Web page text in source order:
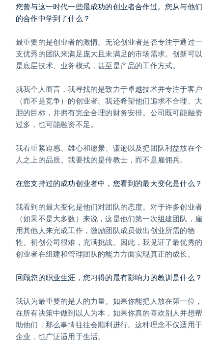
您曾与这一时代一些最成功的创业者合作过。您从与他们
的合作中学到了什么？
最重要的是创业者的激情。无论创业者是否专注于通过一
支优秀的团队来满足庞大且未满足的市场需求。创新可以
是底层技术、业务模式，甚至是产品的工作方式。
就我个人而言，我寻找的是致力于卓越技术并专注于客户
（而不是竞争）的创业者。我还希望他们追求不合理、大
胆的目标，并拥有完全合理的财务安排。公司既可能融资
过多，也可能融资不足。
我看重紧迫感、雄心和愿景、谦逊以及把团队利益放在个
人之上的品质。我要找的是传教士，而不是雇佣兵。
在您支持过的成功创业者中，您看到的最大变化是什么？
我看到的最大变化是他们对团队的态度。对于许多创业者
（如果不是大多数）来说，这是他们第一次组建团队，雇
用其他人来完成工作，激励团队成员做出创业所需的牺
牲。初创公司很难，充满挑战。因此，我见证了最优秀的
创业者在组建和管理团队的能力方面实现真正的成长。
回顾您的职业生涯，您习得的最有影响力的教训是什么？
我认为最重要的是人的力量。如果你能把人放在第一位，
在所有决策中做到以人为本，如果你真的喜欢别人并想帮
助他们，那么事情往往会顺利进行。这种理念不仅适用于
企业，也广泛适用于生活。
阿联酋
English
爱尔兰